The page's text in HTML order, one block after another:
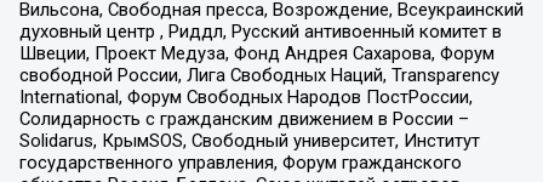
Вильсона, Свободная пресса, Возрождение, Всеукраинский
духовный центр , Риддл, Русский антивоенный комитет в
Швеции, Проект Медуза, Фонд Андрея Сахарова, Форум
свободной России, Лига Свободных Наций, Transparеncy
International, Форум Свободных Народов ПостРоссии,
Солидарность с гражданским движением в России –
Solidarus, КрымSOS, Свободный университет, Институт
государственного управления, Форум гражданского